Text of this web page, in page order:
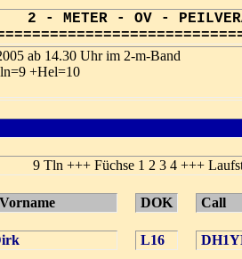
2 - METER - OV -
ab 14.30 Uhr im 2-m-Band
+Hel=10
9 Tln +++ Füchse 1 2 3 4 +++
Vorname DOK
L16